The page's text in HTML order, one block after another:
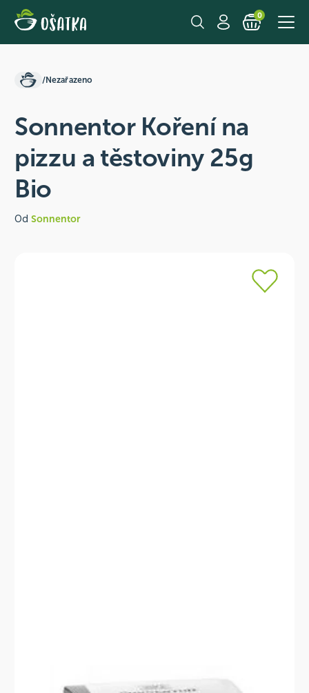
0
/Nezařazeno
Sonnentor Koření na
pizzu a těstoviny 25g
Bio
Od Sonnentor